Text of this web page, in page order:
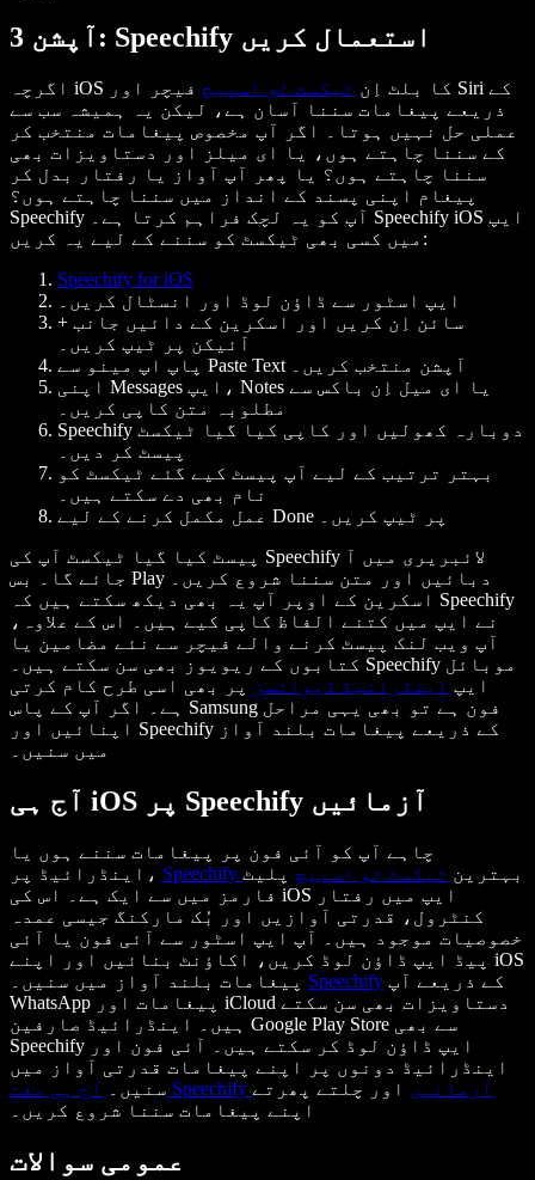
آپشن 3: Speechify استعمال کریں
اگرچہ iOS کا بلٹ اِن ٹیکسٹ ٹو اسپیچ فیچر اور Siri کے
ذریعے پیغامات سننا آسان ہے، لیکن یہ ہمیشہ سب سے
عملی حل نہیں ہوتا۔ اگر آپ مخصوص پیغامات منتخب کر
کے سننا چاہتے ہوں، یا ای میلز اور دستاویزات بھی
سننا چاہتے ہوں؟ یا پھر آپ آواز یا رفتار بدل کر
پیغام اپنی پسند کے انداز میں سننا چاہتے ہوں؟
Speechify آپ کو یہ لچک فراہم کرتا ہے۔ Speechify iOS ایپ
میں کسی بھی ٹیکسٹ کو سننے کے لیے یہ کریں:
Speechify for iOS
ایپ اسٹور سے ڈاؤن لوڈ اور انسٹال کریں۔
سائن اِن کریں اور اسکرین کے دائیں جانب +
آئیکن پر ٹیپ کریں۔
پاپ اپ مینو سے Paste Text آپشن منتخب کریں۔
اپنی Messages ایپ، Notes یا ای میل اِن باکس سے
مطلوبہ متن کاپی کریں۔
Speechify دوبارہ کھولیں اور کاپی کیا گیا ٹیکسٹ
پیسٹ کر دیں۔
بہتر ترتیب کے لیے آپ پیسٹ کیے گئے ٹیکسٹ کو
نام بھی دے سکتے ہیں۔
عمل مکمل کرنے کے لیے Done پر ٹیپ کریں۔
پیسٹ کیا گیا ٹیکسٹ آپ کی Speechify لائبریری میں آ
جائے گا۔ بس Play دبائیں اور متن سننا شروع کریں۔
اسکرین کے اوپر آپ یہ بھی دیکھ سکتے ہیں کہ Speechify
نے ایپ میں کتنے الفاظ کاپی کیے ہیں۔ اس کے علاوہ،
آپ ویب لنک پیسٹ کرنے والے فیچر سے نئے مضامین یا
کتابوں کے ریویوز بھی سن سکتے ہیں۔ Speechify موبائل
ایپ اینڈرائیڈ ڈیوائسز
پر بھی اسی طرح کام کرتی
ہے۔ اگر آپ کے پاس Samsung فون ہے تو بھی یہی مراحل
اپنائیں اور Speechify کے ذریعے پیغامات بلند آواز
میں سنیں۔
آج ہی iOS پر Speechify آزمائیں
چاہے آپ کو آئی فون پر پیغامات سننے ہوں یا
اینڈرائیڈ پر، Speechify بہترین ٹیکسٹ ٹو اسپیچ پلیٹ
فارمز میں سے ایک ہے۔ اس کی iOS ایپ میں رفتار
کنٹرول، قدرتی آوازیں اور بُک مارکنگ جیسی عمدہ
خصوصیات موجود ہیں۔ آپ ایپ اسٹور سے آئی فون یا آئی
پیڈ ایپ ڈاؤن لوڈ کریں، اکاؤنٹ بنائیں اور اپنے iOS
Speechify
WhatsApp پیغامات اور iCloud دستاویزات بھی سن سکتے
ہیں۔ اینڈرائیڈ صارفین Google Play Store سے بھی
Speechify ایپ ڈاؤن لوڈ کر سکتے ہیں۔ آئی فون اور
اینڈرائیڈ دونوں پر اپنے پیغامات قدرتی آواز میں
سنیں۔
آج ہی مفت Speechify آزمائیں اور چلتے پھرتے
اپنے پیغامات سننا شروع کریں۔
عمومی سوالات